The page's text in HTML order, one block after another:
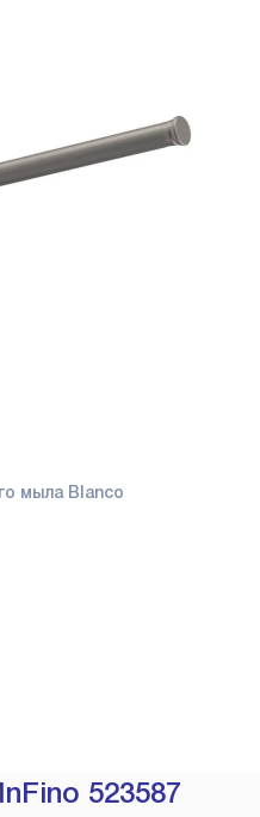
мыла Blanco
523587